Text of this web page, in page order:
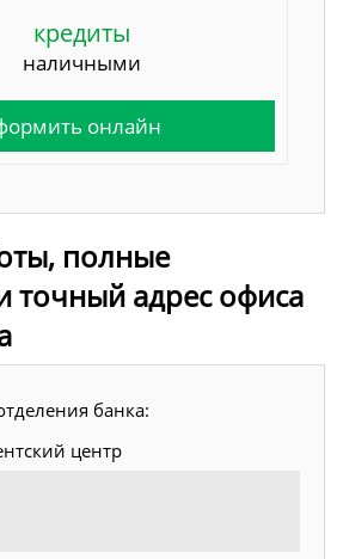
кредиты
наличными
онлайн
полные
точный адрес офиса
банка:
центр